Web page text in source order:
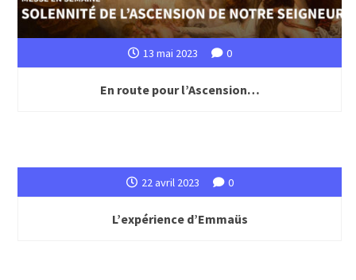
13 mai 2023 0
En route pour l’Ascension…
22 avril 2023 0
L’expérience d’Emmaüs